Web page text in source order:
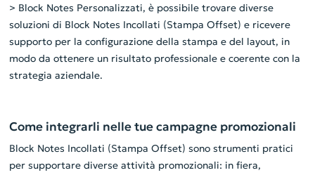
> Block Notes Personalizzati, è possibile trovare diverse
soluzioni di Block Notes Incollati (Stampa Offset) e ricevere
supporto per la configurazione della stampa e del layout, in
modo da ottenere un risultato professionale e coerente con la
strategia aziendale.
Come integrarli nelle tue campagne promozionali
Block Notes Incollati (Stampa Offset) sono strumenti pratici
per supportare diverse attività promozionali: in fiera,